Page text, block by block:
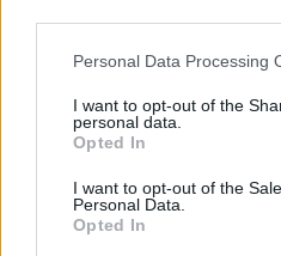
Please note that this website/
not limited to your visit or
grant or deny consent to
use your data for below
consent section.
Personal Data Processing
I want to opt-out of the
personal data.
Opted In
I want to opt-out of the
Personal Data.
Opted In
piros talpakat, a
Christian Louboutin
zseniális fotóval
High School